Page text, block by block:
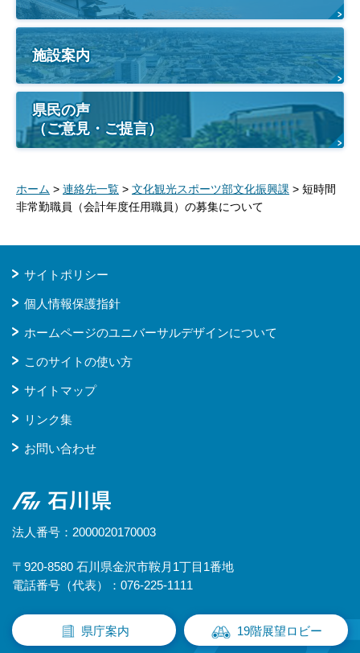
施設案内
県民の声
（ご意見・ご提言）
ホーム > 連絡先一覧 > 文化観光スポーツ部文化振興課 > 短時間
非常勤職員（会計年度任用職員）の募集について
サイトポリシー
個人情報保護指針
ホームページのユニバーサルデザインについて
このサイトの使い方
サイトマップ
リンク集
お問い合わせ
石川県
法人番号：2000020170003
〒920-8580 石川県金沢市鞍月1丁目1番地
電話番号（代表）：076-225-1111
県庁案内 19階展望ロビー